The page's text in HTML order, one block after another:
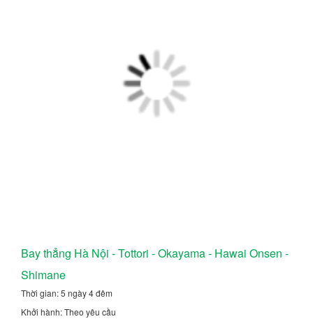
Bay thẳng Hà Nội - Tottori - Okayama - Hawai Onsen -
Shimane
Thời gian: 5 ngày 4 đêm
Khởi hành: Theo yêu cầu